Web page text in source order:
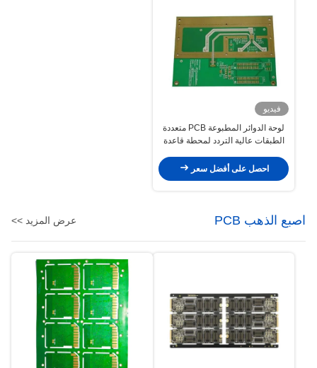
فيديو
لوحة الدوائر المطبوعة PCB متعددة
الطبقات عالية التردد لمحطة قاعدة
احصل على أفضل سعر
اصبع الذهب PCB عرض المزيد >>